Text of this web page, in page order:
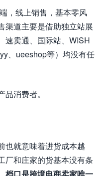
，线上销售，基本零风
渠道主要是借助独立站展
速卖通、国际站、WISH
、ueeshop等）均没有任
消费者。
也就意味着进货成本越
厂和庄家的货基本没有条